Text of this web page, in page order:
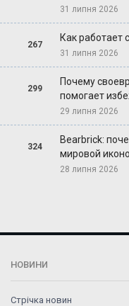
31 липня 2026
267
Как работает
31 липня 2026
299
Почему
помогает
29 липня 2026
324
Bearbrick:
мировой
28 липня 2026
НОВИНИ
Стрічка новин